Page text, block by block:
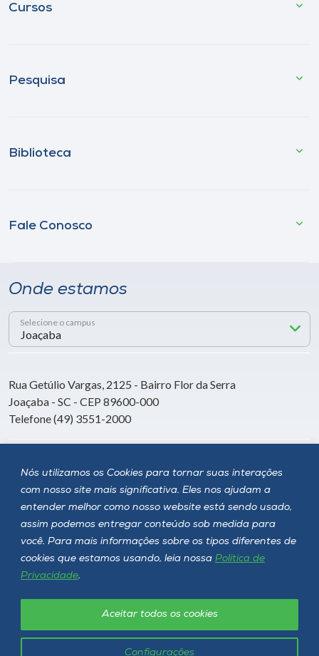
Nós utilizamos os Cookies para tornar suas interações
com nosso site mais significativa. Eles nos ajudam a
entender melhor como nosso website está sendo usado,
assim podemos entregar conteúdo sob medida para
você. Para mais informações sobre os tipos diferentes de
cookies que estamos usando, leia nossa Política de
Privacidade.
Configurações
Aceitar todos os cookies
Cursos
Pesquisa
Biblioteca
Fale Conosco
Onde estamos
Selecione o campus
Rua Getúlio Vargas, 2125 - Bairro Flor da Serra
Joaçaba - SC - CEP 89600-000
Telefone (49) 3551-2000
Siga a Unoesc
Unoesc © 2026 - Todos os direitos reservados
Política de privacidade LGPD